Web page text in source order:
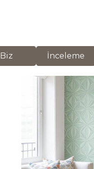
Biz İnceleme